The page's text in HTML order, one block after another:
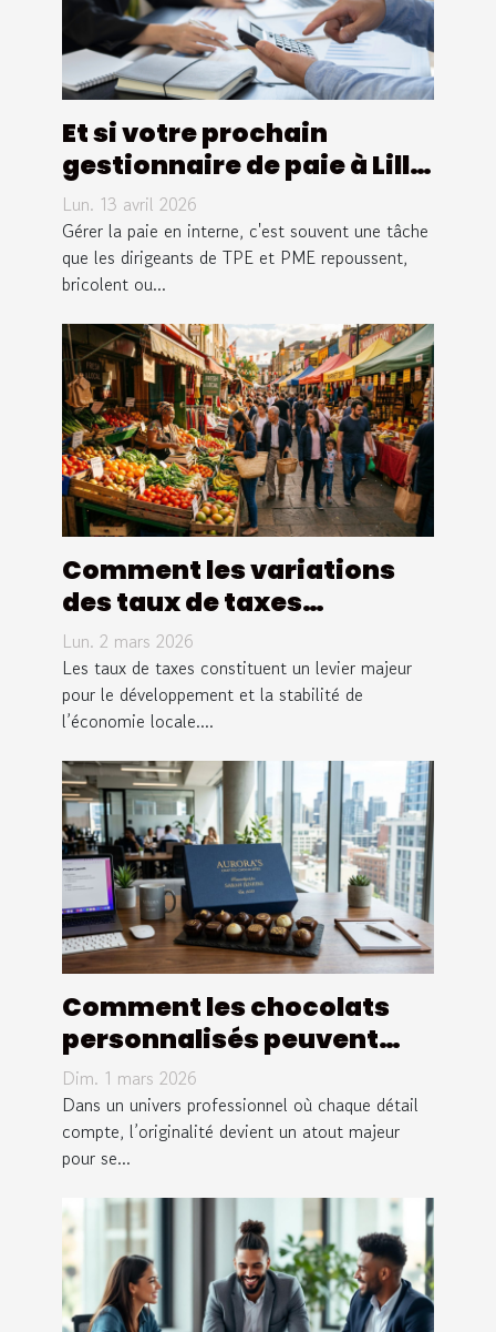
Et si votre prochain
gestionnaire de paie à Lille
était Equation Paie ?
Lun. 13 avril 2026
Gérer la paie en interne, c'est souvent une tâche
que les dirigeants de TPE et PME repoussent,
bricolent ou...
Comment les variations
des taux de taxes
influencent-elles
l'économie locale ?
Lun. 2 mars 2026
Les taux de taxes constituent un levier majeur
pour le développement et la stabilité de
l’économie locale....
Comment les chocolats
personnalisés peuvent
transformer votre
communication
d'entreprise ?
Dim. 1 mars 2026
Dans un univers professionnel où chaque détail
compte, l’originalité devient un atout majeur
pour se...